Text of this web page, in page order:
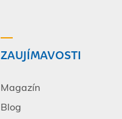
ZAUJÍMAVOSTI
Magazín
Blog